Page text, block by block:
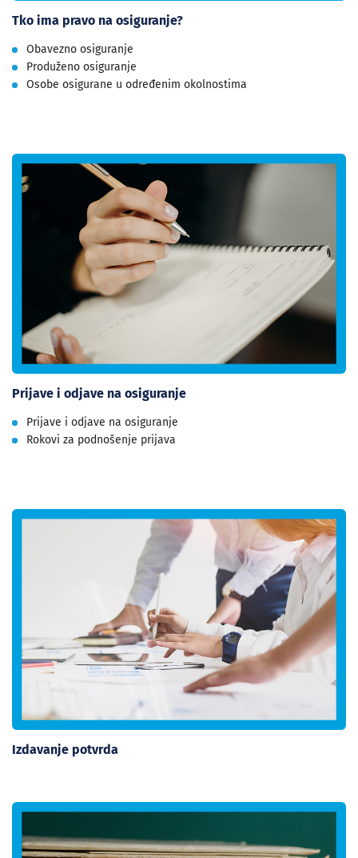
Tko ima pravo na osiguranje?
Obavezno osiguranje
Produženo osiguranje
Osobe osigurane u određenim okolnostima
Prijave i odjave na osiguranje
Prijave i odjave na osiguranje
Rokovi za podnošenje prijava
Izdavanje potvrda